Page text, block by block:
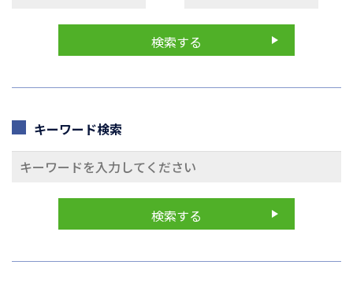
キーワード検索